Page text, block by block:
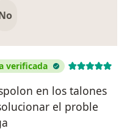
verificada
en los talones
el proble